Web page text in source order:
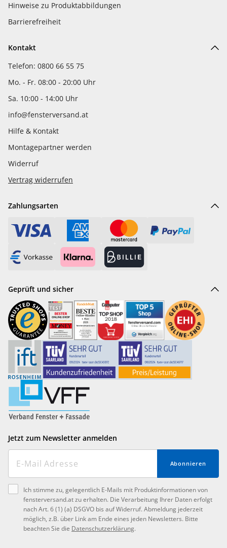
Hinweise zu Produktabbildungen
Barrierefreiheit
Kontakt
Telefon: 0800 66 55 75
Mo. - Fr. 08:00 - 20:00 Uhr
Sa. 10:00 - 14:00 Uhr
info@fensterversand.at
Hilfe & Kontakt
Montagepartner werden
Widerruf
Vertrag widerrufen
Zahlungsarten
Geprüft und sicher
Jetzt zum Newsletter anmelden
Abonnieren
Ich stimme zu, gelegentlich E-Mails mit Produktinformationen von
fensterversand.at zu erhalten. Die Verarbeitung Ihrer Daten erfolgt
nach Art. 6 (1) (a) DSGVO bis auf Widerruf. Abmeldung jederzeit
möglich, z.B. über Link am Ende eines jeden Newsletters. Bitte
beachten Sie die Datenschutzerklärung.